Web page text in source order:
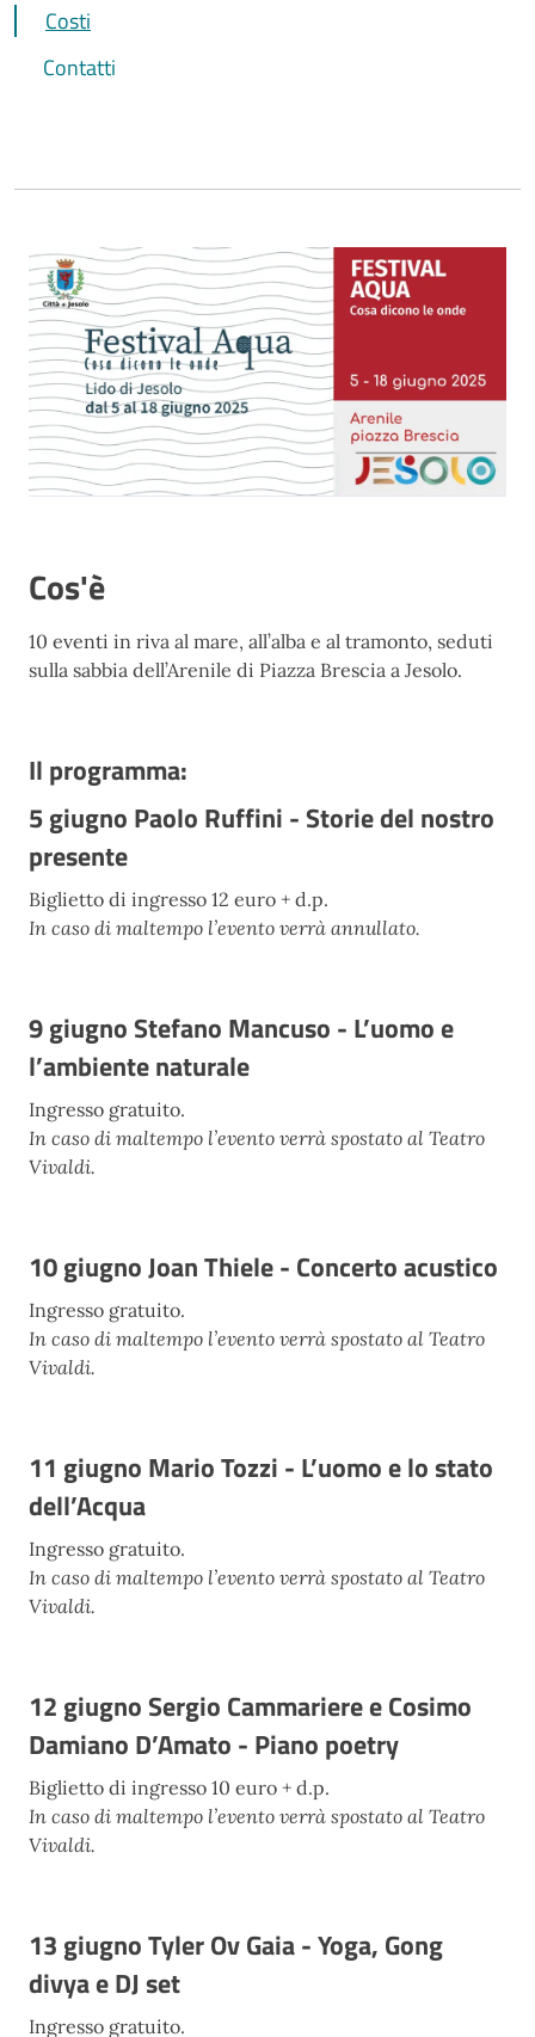
Costi
Contatti
Cos'è
10 eventi in riva al mare, all’alba e al tramonto, seduti
sulla sabbia dell’Arenile di Piazza Brescia a Jesolo.
Il programma:
5 giugno Paolo Ruffini - Storie del nostro
presente
Biglietto di ingresso 12 euro + d.p.
In caso di maltempo l’evento verrà annullato.
9 giugno Stefano Mancuso - L’uomo e
l’ambiente naturale
Ingresso gratuito.
In caso di maltempo l’evento verrà spostato al Teatro
Vivaldi.
10 giugno Joan Thiele - Concerto acustico
Ingresso gratuito.
In caso di maltempo l’evento verrà spostato al Teatro
Vivaldi.
11 giugno Mario Tozzi - L’uomo e lo stato
dell’Acqua
Ingresso gratuito.
In caso di maltempo l’evento verrà spostato al Teatro
Vivaldi.
12 giugno Sergio Cammariere e Cosimo
Damiano D’Amato - Piano poetry
Biglietto di ingresso 10 euro + d.p.
In caso di maltempo l’evento verrà spostato al Teatro
Vivaldi.
13 giugno Tyler Ov Gaia - Yoga, Gong
divya e DJ set
Ingresso gratuito.